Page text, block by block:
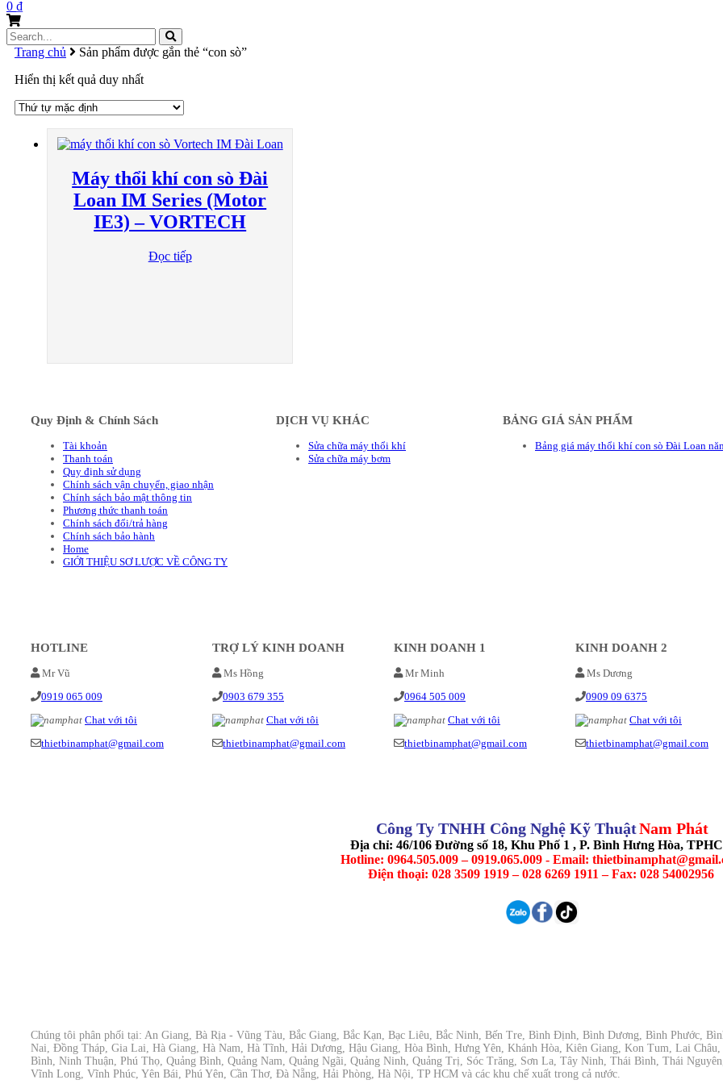
0 ₫
Search
for:Trang chủ
Sản phẩm được gắn thẻ “con sò”
Hiển thị kết quả duy nhất
Máy thổi khí con sò Đài
Loan IM Series (Motor
IE3) – VORTECH
Đọc tiếp
Quy Định & Chính Sách
Tài khoản
Thanh toán
Quy định sử dụng
Chính sách vận chuyển, giao nhận
Chính sách bảo mật thông tin
Phương thức thanh toán
Chính sách đổi/trả hàng
Chính sách bảo hành
Home
GIỚI THIỆU SƠ LƯỢC VỀ CÔNG TY
DỊCH VỤ KHÁC
Sửa chữa máy thổi khí
Sửa chữa máy bơm
BẢNG GIÁ SẢN PHẨM
Bảng giá máy thổi khí con sò Đài Loan
HOTLINE
Mr Vũ
0919 065 009
Chat với tôi
thietbinamphat@gmail.com
TRỢ LÝ KINH DOANH
Ms Hồng
0903 679 355
Chat với tôi
thietbinamphat@gmail.com
KINH DOANH 1
Mr Minh
0964 505 009
Chat với tôi
thietbinamphat@gmail.com
KINH DOANH 2
Ms Dương
0909 09 6375
Chat với tôi
thietbinamphat@gmail.com
Công Ty TNHH Công Nghệ Kỹ ThuậtNam Phát
Địa chỉ: 46/106 Đường số 18, Khu Phố 1 , P. Bình Hưng Hòa,
Hotline: 0964.505.009 – 0919.065.009 - Email:
Điện thoại: 028 3509 1919 – 028 6269 1911 – Fax: 028 54002956
Chúng tôi phân phối tại: An Giang, Bà Rịa - Vũng Tàu, Bắc Giang, Bắc Kạn, Bạc Liêu, Bắc Ninh, Bến Tre, Bình Định, Bình Dương, Bình Phước,
Nai, Đồng Tháp, Gia Lai, Hà Giang, Hà Nam, Hà Tĩnh, Hải Dương, Hậu Giang, Hòa Bình, Hưng Yên, Khánh Hòa, Kiên Giang, Kon Tum, Lai
Bình, Ninh Thuận, Phú Thọ, Quảng Bình, Quảng Nam, Quảng Ngãi, Quảng Ninh, Quảng Trị, Sóc Trăng, Sơn La, Tây Ninh, Thái Bình, Thái
Vĩnh Long, Vĩnh Phúc, Yên Bái, Phú Yên, Cần Thơ, Đà Nẵng, Hải Phòng, Hà Nội, TP HCM và các khu chế xuất trong cả nước.